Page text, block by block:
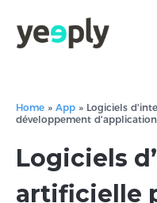
Home » App » Logiciels
développement
Logiciels
artificielle